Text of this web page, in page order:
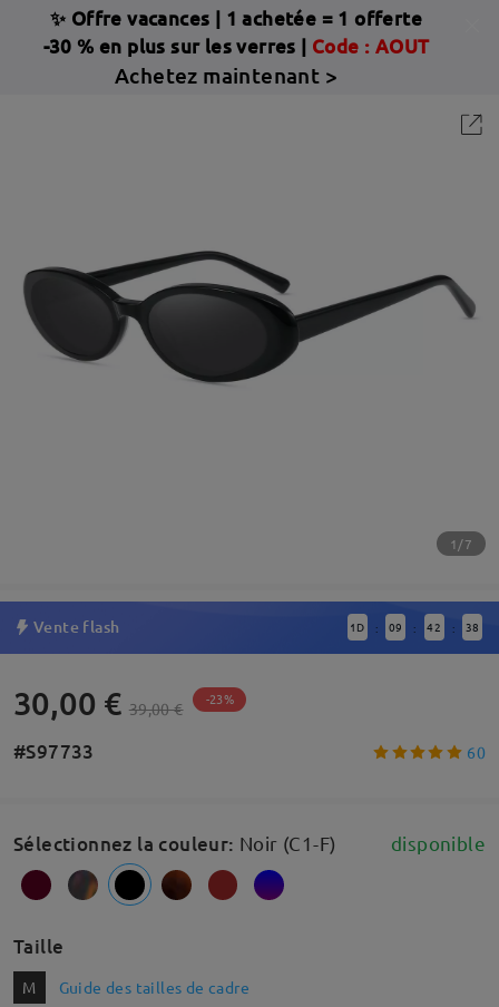
✨ Offre vacances | 1 achetée = 1 offerte
-30 % en plus sur les verres | Code : AOUT
Achetez maintenant >
1/7
Vente flash 1 D : 09 : 42 : 37
30,00 € 39,00 € -23%
#S97733 60
Sélectionnez la couleur: Noir (C1-F) disponible
Taille
M Guide des tailles de cadre